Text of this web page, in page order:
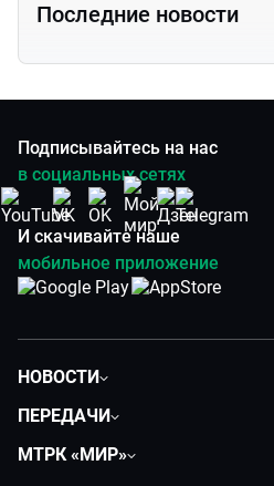
Последние новости
Подписывайтесь на нас
в социальных сетях
И скачивайте наше
мобильное приложение
НОВОСТИ
Экономика
ПЕРЕДАЧИ
МТРК «МИР»